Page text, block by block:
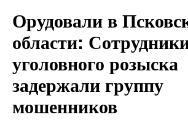
Орудовали в
области:
уголовного розыска
задержали группу
мошенников